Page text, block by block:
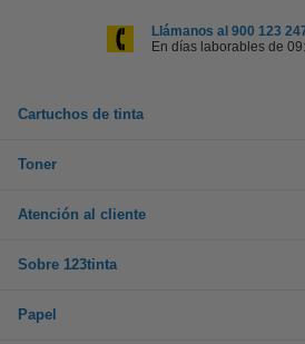
Llámanos al 900 123
En días laborables de
Cartuchos de tinta
Toner
Atención al cliente
Sobre 123tinta
Papel